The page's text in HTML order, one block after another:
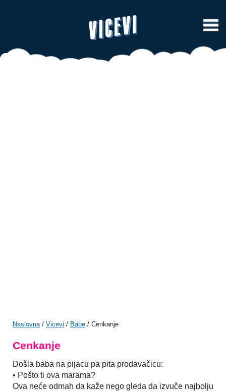
Naslovna/ Vicevi / Babe / Cenkanje
Cenkanje
Došla baba na pijacu pa pita prodavačicu:
• Pošto ti ova marama?
Ova neće odmah da kaže nego gleda da izvuče najbolju